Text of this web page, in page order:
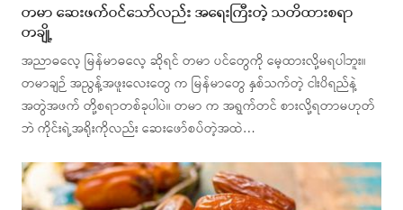
တမာ ဆေးဖက်ဝင်သော်လည်း အရေးကြီးတဲ့ သတိထားစရာ
တချို့
အညာဓလေ့ မြန်မာဓလေ့ ဆိုရင် တမာ ပင်တွေကို မေ့ထားလို့မရပါဘူး။
တမာချဉ် အညွန့်အဖူးလေးတွေ က မြန်မာတွေ နှစ်သက်တဲ့ ငါးပိရည်နဲ့
အတွဲအဖက် တို့စရာတစ်ခုပါပဲ။ တမာ က အရွက်တင် စားလို့ရတာမဟုတ်
ဘဲ ကိုင်းရဲ့အရိုးကိုလည်း ဆေးဖော်စပ်တဲ့အထဲ…